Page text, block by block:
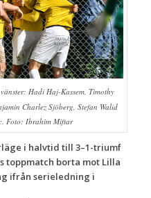
Hadi Haj-Kassem, Timothy
Charlez Sjöberg, Stefan Walid
Foto: Ibrahim Miftar
i halvtid till 3–1-triumf
toppmatch borta mot Lilla
ifrån serieledning i